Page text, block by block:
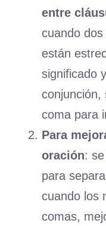
entre
cuando
están
significado
conjunción,
coma para
Para
oración:
para
cuando los
comas,